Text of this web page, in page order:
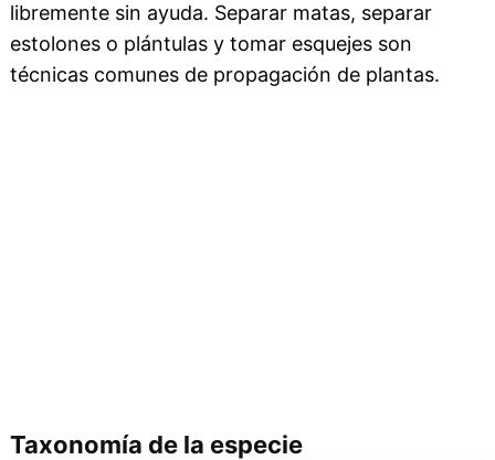
libremente sin ayuda. Separar matas, separar
estolones o plántulas y tomar esquejes son
técnicas comunes de propagación de plantas.
Taxonomía de la especie